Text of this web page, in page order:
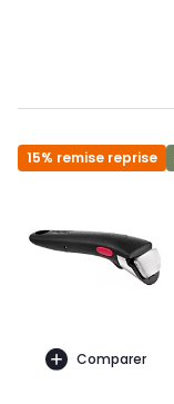
15% remise reprise
Comparer